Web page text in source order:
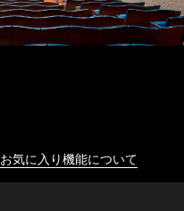
お気に入り機能について